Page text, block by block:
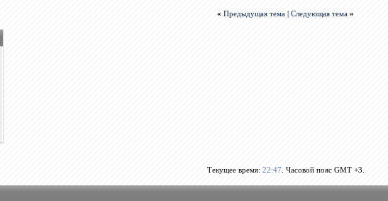
« Предыдущая тема |Следующая тема »
Текущее время: 22:47 . Часовой пояс GMT +3.